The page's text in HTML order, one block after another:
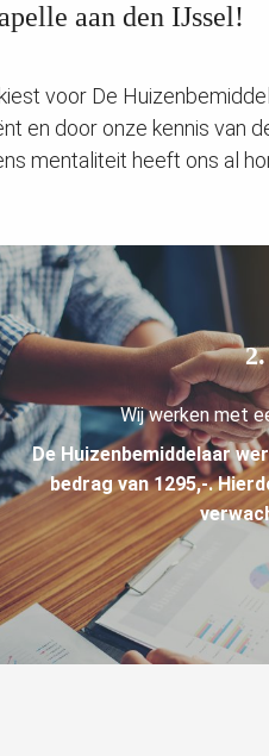
aan den IJssel!
voor De
en door onze kennis van
mentaliteit heeft ons al
2.
Wij werken met
De Huizenbemiddelaar
bedrag van 1295,-.